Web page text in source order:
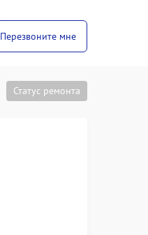
Перезвоните мне
Статус ремонта